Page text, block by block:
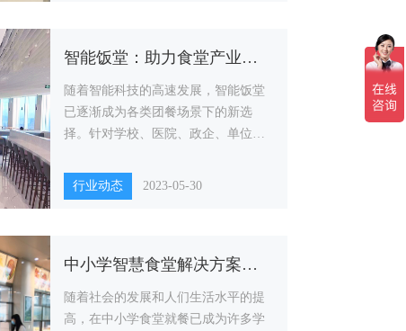
智能饭堂：助力食堂产业转型升级
随着智能科技的高速发展，智能饭堂
已逐渐成为各类团餐场景下的新选
择。针对学校、医院、政企、单位等
决方案
行业动态 2023-05-30
中小学智慧食堂解决方案：打造健康安全的餐饮服务
随着社会的发展和人们生活水平的提
高，在中小学食堂就餐已成为许多学